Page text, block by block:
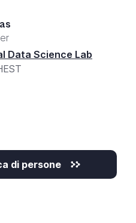
Data Science Lab
di persone